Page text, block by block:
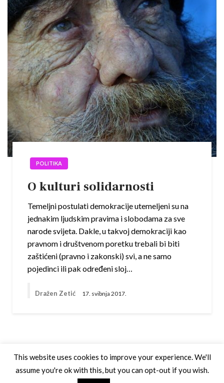
POLITIKA
O kulturi solidarnosti
Temeljni postulati demokracije utemeljeni su na
jednakim ljudskim pravima i slobodama za sve
narode svijeta. Dakle, u takvoj demokraciji kao
pravnom i društvenom poretku trebali bi biti
zaštićeni (pravno i zakonski) svi, a ne samo
pojedinci ili pak određeni sloj…
Dražen Zetić 17. svibnja 2017.
This website uses cookies to improve your experience. We'll
assume you're ok with this, but you can opt-out if you wish.